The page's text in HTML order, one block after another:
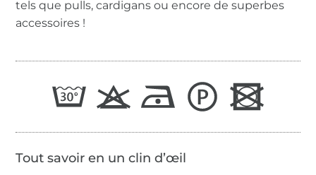
tels que pulls, cardigans ou encore de superbes
accessoires !
Tout savoir en un clin d’œil